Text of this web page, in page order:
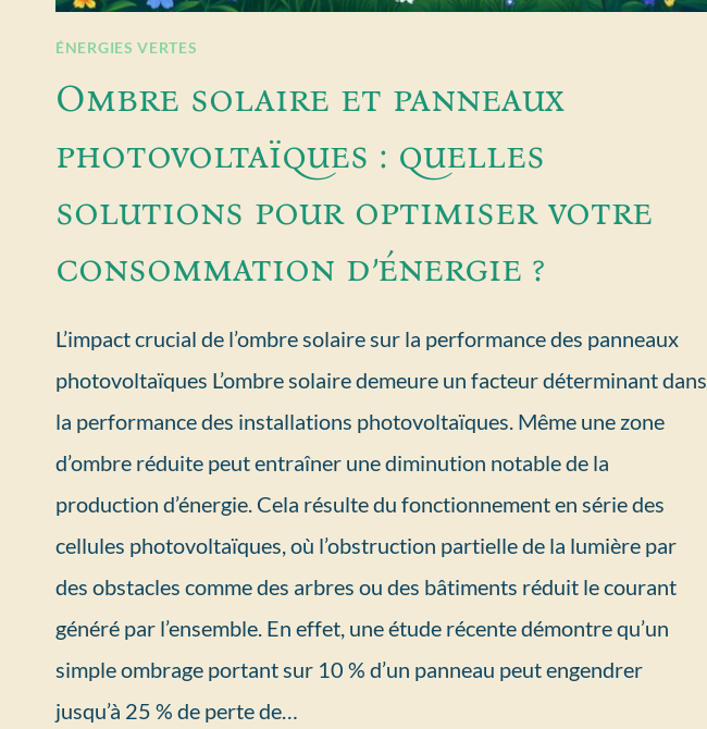
ÉNERGIES VERTES
Ombre solaire et panneaux
photovoltaïques : quelles
solutions pour optimiser votre
consommation d’énergie ?
L’impact crucial de l’ombre solaire sur la performance des panneaux
photovoltaïques L’ombre solaire demeure un facteur déterminant dans
la performance des installations photovoltaïques. Même une zone
d’ombre réduite peut entraîner une diminution notable de la
production d’énergie. Cela résulte du fonctionnement en série des
cellules photovoltaïques, où l’obstruction partielle de la lumière par
des obstacles comme des arbres ou des bâtiments réduit le courant
généré par l’ensemble. En effet, une étude récente démontre qu’un
simple ombrage portant sur 10 % d’un panneau peut engendrer
jusqu’à 25 % de perte de…